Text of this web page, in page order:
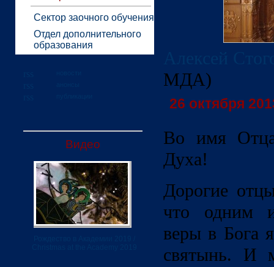
Сектор заочного обучения
Отдел дополнительного
образования
Видео
МДА)
26 октября
Во имя
Духа!
Дорогие
что одним
веры в Бога
святынь. И